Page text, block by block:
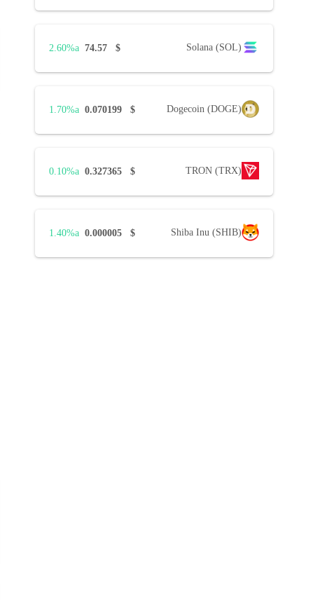
Solana (SOL)
$
74.57
2.60%
Dogecoin (DOGE)
$
0.070199
1.70%
TRON (TRX)
$
0.327365
0.10%
Shiba Inu (SHIB)
$
0.000005
1.40%